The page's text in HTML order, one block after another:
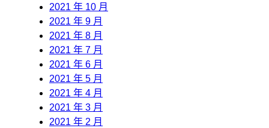
2021 年 10 月
2021 年 9 月
2021 年 8 月
2021 年 7 月
2021 年 6 月
2021 年 5 月
2021 年 4 月
2021 年 3 月
2021 年 2 月